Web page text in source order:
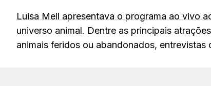
Luisa Mell apresentava o programa ao vivo
universo animal. Dentre as principais
animais feridos ou abandonados,